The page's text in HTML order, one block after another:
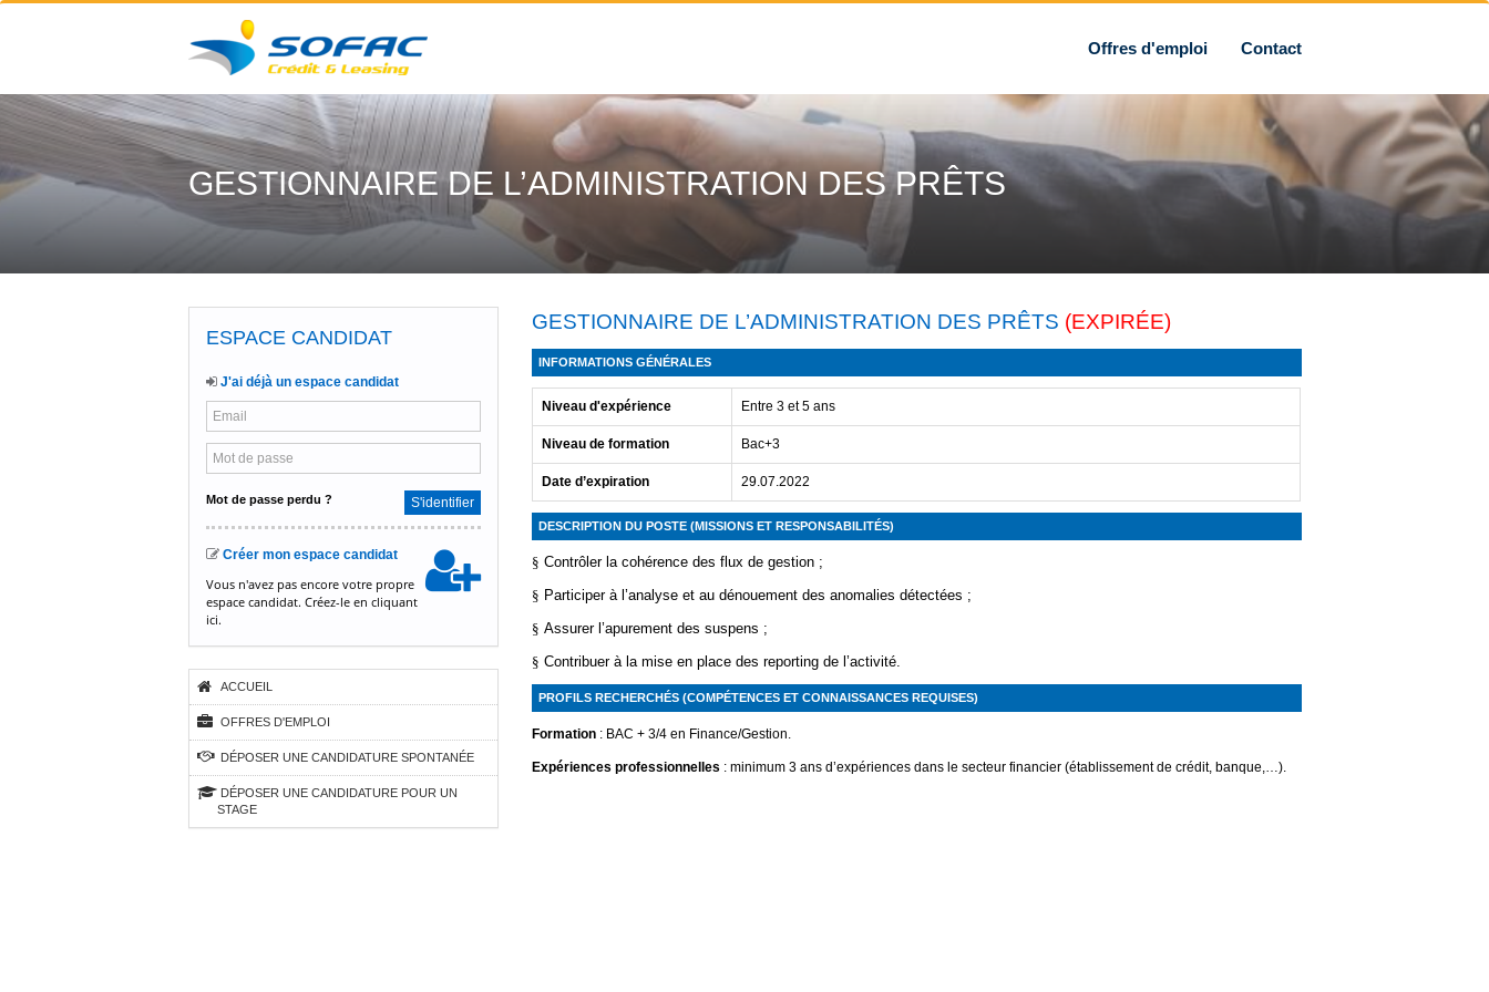
Offres d'emploi Contact
GESTIONNAIRE DE L’ADMINISTRATION DES PRÊTS
ESPACE CANDIDAT
J'ai déjà un espace candidat
Mot de passe perdu ? S'identifier
Créer mon espace candidat
Vous n'avez pas encore votre propre
espace candidat. Créez-le en cliquant
ici.
ACCUEIL
OFFRES D'EMPLOI
DÉPOSER UNE CANDIDATURE SPONTANÉE
DÉPOSER UNE CANDIDATURE POUR UN
STAGE
GESTIONNAIRE DE L’ADMINISTRATION DES PRÊTS (EXPIRÉE)
INFORMATIONS GÉNÉRALES
Niveau d'expérience Entre 3 et 5 ans
Niveau de formation Bac+3
Date d’expiration 29.07.2022
DESCRIPTION DU POSTE (MISSIONS ET RESPONSABILITÉS)
§ Contrôler la cohérence des flux de gestion ;
§ Participer à l’analyse et au dénouement des anomalies détectées ;
§ Assurer l’apurement des suspens ;
§ Contribuer à la mise en place des reporting de l’activité.
PROFILS RECHERCHÉS (COMPÉTENCES ET CONNAISSANCES REQUISES)
Formation : BAC + 3/4 en Finance/Gestion.
Expériences professionnelles : minimum 3 ans d’expériences dans le secteur financier (établissement de crédit, banque,…).